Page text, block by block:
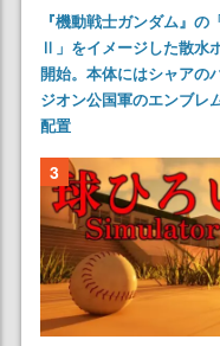
『機動戦士ガンダム』の
Ⅱ」をイメージした散水
開始。本体にはシャアの
ジオン公国軍のエンブレ
配置
3